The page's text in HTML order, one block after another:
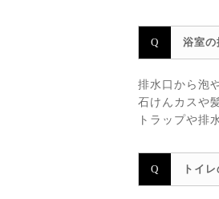
浴室の
排水口から泡
石けんカスや
トラップや排
トイ